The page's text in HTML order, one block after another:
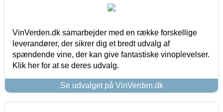
VinVerden.dk samarbejder med en række forskellige
leverandører, der sikrer dig et bredt udvalg af
spændende vine, der kan give fantastiske vinoplevelser.
Klik her for at se deres udvalg.
Se udvalget på VinVerden.dk